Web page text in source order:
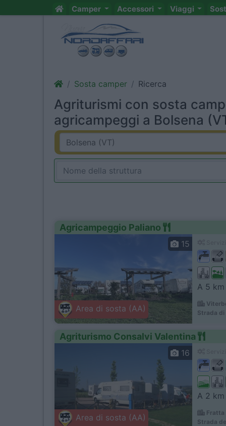
Camper Accessori Viaggi
Sosta camper Ricerca
Agriturismi con sosta
agricampeggi a Bolsena
Agricampeggio Paliano
Area di sosta (AA)
15
A 5
Strada di
Agriturismo Consalvi Valentina
Area di sosta (AA)
16
A 2
Fratta
Strada